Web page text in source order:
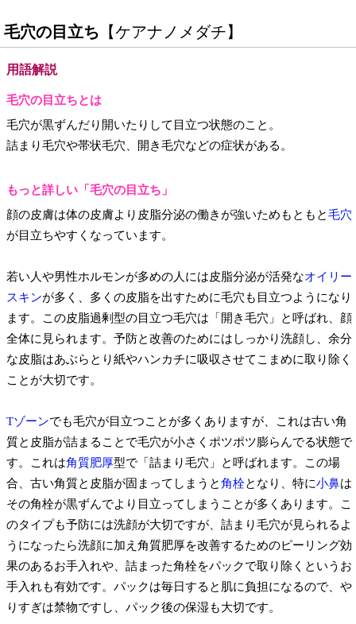
毛穴の目立ち 【ケアナノメダチ】
用語解説
毛穴の目立ちとは
毛穴が黒ずんだり開いたりして目立つ状態のこと。
詰まり毛穴や帯状毛穴、開き毛穴などの症状がある。
もっと詳しい「毛穴の目立ち」
顔の皮膚は体の皮膚より皮脂分泌の働きが強いためもともと毛穴
が目立ちやすくなっています。
若い人や男性ホルモンが多めの人には皮脂分泌が活発なオイリー
スキンが多く、多くの皮脂を出すために毛穴も目立つようになり
ます。この皮脂過剰型の目立つ毛穴は「開き毛穴」と呼ばれ、顔
全体に見られます。予防と改善のためにはしっかり洗顔し、余分
な皮脂はあぶらとり紙やハンカチに吸収させてこまめに取り除く
ことが大切です。
Tゾーンでも毛穴が目立つことが多くありますが、これは古い角
質と皮脂が詰まることで毛穴が小さくポツポツ膨らんでる状態で
す。これは角質肥厚型で「詰まり毛穴」と呼ばれます。この場
合、古い角質と皮脂が固まってしまうと角栓となり、特に小鼻は
その角栓が黒ずんでより目立ってしまうことが多くあります。こ
のタイプも予防には洗顔が大切ですが、詰まり毛穴が見られるよ
うになったら洗顔に加え角質肥厚を改善するためのピーリング効
果のあるお手入れや、詰まった角栓をパックで取り除くというお
手入れも有効です。パックは毎日すると肌に負担になるので、や
りすぎは禁物ですし、パック後の保湿も大切です。